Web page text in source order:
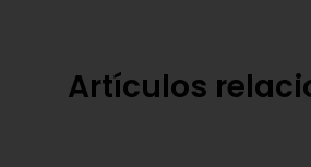
Artículos